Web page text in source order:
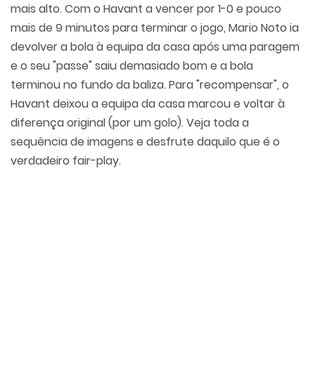
mais alto. Com o Havant a vencer por 1-0 e pouco
mais de 9 minutos para terminar o jogo, Mario Noto ia
devolver a bola à equipa da casa após uma paragem
e o seu "passe" saiu demasiado bom e a bola
terminou no fundo da baliza. Para "recompensar", o
Havant deixou a equipa da casa marcou e voltar à
diferença original (por um golo). Veja toda a
sequência de imagens e desfrute daquilo que é o
verdadeiro fair-play.